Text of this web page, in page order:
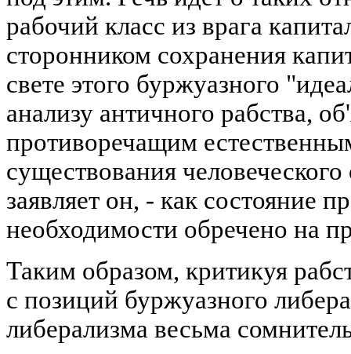
рабочий класс из врага
сторонником сохранения
свете этого буржуазного
анализу античного рабства,
противоречащим
существования
заявляет он, - как состояние
необходимости обречено на
Таким образом, критикуя
с позиций буржуазного
либерализма весьма